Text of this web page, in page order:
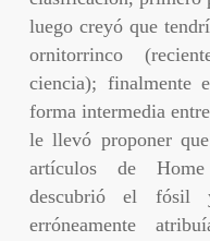
luego creyó que
ornitorrinco
ciencia); finalmente
forma intermedia
le llevó proponer
artículos de
descubrió el
erróneamente